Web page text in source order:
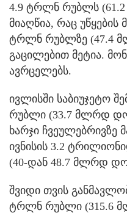
4.9 ტრლნ რუბლს
მიაღწია, რაც
ტრლნ რუბლზე (47.4
გაცილებით მეტია.
ავრცელებს.
ივლისში საბიუჯეტო
რუბლი (33.7 მლრდ
ხარჯი
ივნისის 3.2
(40-დან 48.7 მლრდ
შვიდი თვის
ტრლნ რუბლი (315.6